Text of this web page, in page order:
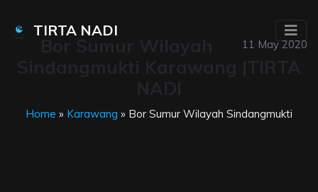
TIRTA NADI
11 May 2020
Home » Karawang » Bor Sumur Wilayah Sindangmukti